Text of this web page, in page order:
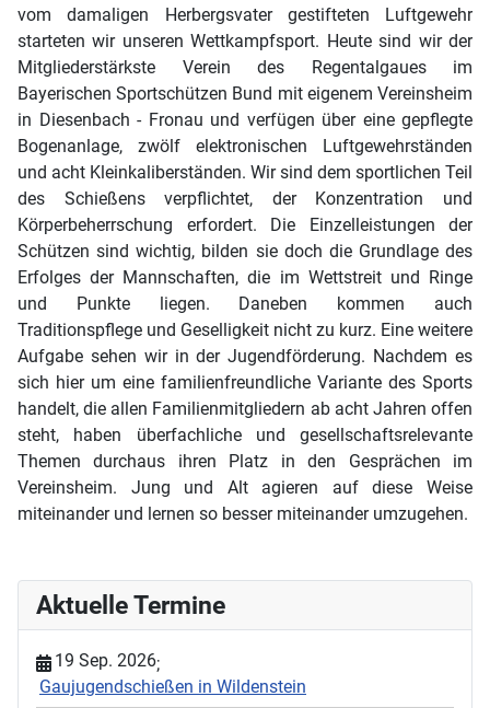
vom damaligen Herbergsvater gestifteten Luftgewehr
starteten wir unseren Wettkampfsport. Heute sind wir der
Mitgliederstärkste Verein des Regentalgaues im
Bayerischen Sportschützen Bund mit eigenem Vereinsheim
in Diesenbach - Fronau und verfügen über eine gepflegte
Bogenanlage, zwölf elektronischen Luftgewehrständen
und acht Kleinkaliberständen. Wir sind dem sportlichen Teil
des Schießens verpflichtet, der Konzentration und
Körperbeherrschung erfordert. Die Einzelleistungen der
Schützen sind wichtig, bilden sie doch die Grundlage des
Erfolges der Mannschaften, die im Wettstreit und Ringe
und Punkte liegen. Daneben kommen auch
Traditionspflege und Geselligkeit nicht zu kurz. Eine weitere
Aufgabe sehen wir in der Jugendförderung. Nachdem es
sich hier um eine familienfreundliche Variante des Sports
handelt, die allen Familienmitgliedern ab acht Jahren offen
steht, haben überfachliche und gesellschaftsrelevante
Themen durchaus ihren Platz in den Gesprächen im
Vereinsheim. Jung und Alt agieren auf diese Weise
miteinander und lernen so besser miteinander umzugehen.
Aktuelle Termine
19 Sep. 2026;
Gaujugendschießen in Wildenstein